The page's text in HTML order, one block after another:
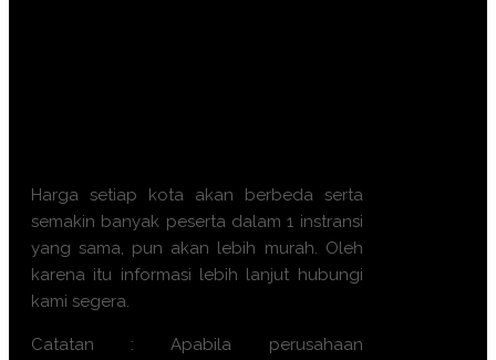
Harga setiap kota akan berbeda serta
semakin banyak peserta dalam 1 instransi
yang sama, pun akan lebih murah. Oleh
karena itu informasi lebih lanjut hubungi
kami segera.
Catatan : Apabila perusahaan